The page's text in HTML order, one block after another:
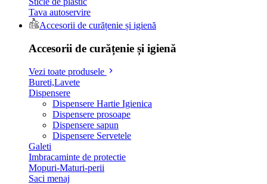
Tava autoservire
Accesorii de curățenie și igienă
Accesorii de curățenie și igienă
Vezi toate produsele
Bureti,Lavete
Dispensere
Dispensere Hartie Igienica
Dispensere prosoape
Dispensere sapun
Dispensere Servetele
Galeti
Imbracaminte de protectie
Mopuri-Maturi-perii
Saci menaj